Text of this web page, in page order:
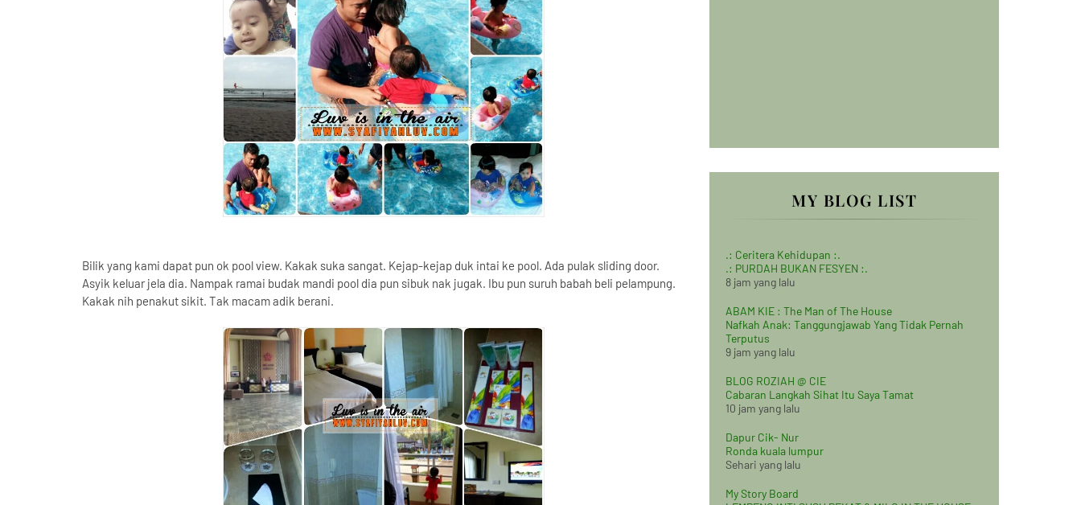
Bilik yang kami dapat pun ok pool view. Kakak suka sangat. Kejap-kejap duk intai ke pool. Ada pulak sliding door.
Asyik keluar jela dia. Nampak ramai budak mandi pool dia pun sibuk nak jugak. Ibu pun suruh babah beli pelampung.
Kakak nih penakut sikit. Tak macam adik berani.
MY BLOG LIST
.: Ceritera Kehidupan :.
.: PURDAH BUKAN FESYEN :.
8 jam yang lalu
ABAM KIE : The Man of The House
Nafkah Anak: Tanggungjawab Yang Tidak Pernah
Terputus
9 jam yang lalu
BLOG ROZIAH @ CIE
Cabaran Langkah Sihat Itu Saya Tamat
10 jam yang lalu
Dapur Cik- Nur
Ronda kuala lumpur
Sehari yang lalu
My Story Board